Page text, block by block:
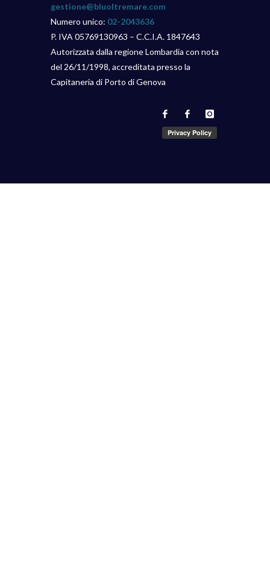
gestione@bluoltremare.com
Numero unico: 02-2043636
P. IVA 05769130963 – C.C.I.A. 1847643
Autorizzata dalla regione Lombardia con nota
del 26/11/1998, accreditata presso la
Capitaneria di Porto di Genova